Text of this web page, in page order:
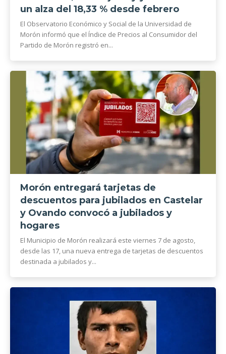
un alza del 18,33 % desde febrero
El Observatorio Económico y Social de la Universidad de
Morón informó que el Índice de Precios al Consumidor del
Partido de Morón registró en...
Morón entregará tarjetas de
descuentos para jubilados en Castelar
y Ovando convocó a jubilados y
hogares
El Municipio de Morón realizará este viernes 7 de agosto,
desde las 17, una nueva entrega de tarjetas de descuentos
destinada a jubilados y...